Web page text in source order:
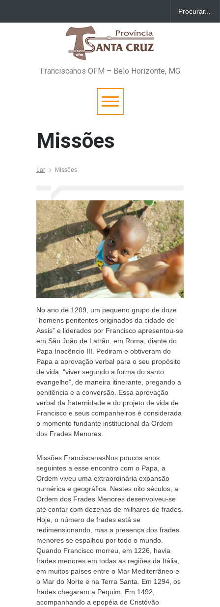
Franciscanos OFM – Belo Horizonte, MG
Missões
Lar Missões
No ano de 1209, um pequeno grupo de doze
“homens penitentes originados da cidade de
Assis” e liderados por Francisco apresentou-se
em São João de Latrão, em Roma, diante do
Papa Inocêncio III. Pediram e obtiveram do
Papa a aprovação verbal para o seu propósito
de vida: “viver segundo a forma do santo
evangelho”, de maneira itinerante, pregando a
penitência e a conversão. Essa aprovação
verbal da fraternidade e do projeto de vida de
Francisco e seus companheiros é considerada
o momento fundante institucional da Ordem
dos Frades Menores.
Missões FranciscanasNos poucos anos
seguintes a esse encontro com o Papa, a
Ordem viveu uma extraordinária expansão
numérica e geográfica. Nestes oito séculos, a
Ordem dos Frades Menores desenvolveu-se
até contar com dezenas de milhares de frades.
Hoje, o número de frades está se
redimensionando, mas a presença dos frades
menores se espalhou por todo o mundo.
Quando Francisco morreu, em 1226, havia
frades menores em todas as regiões da Itália,
em muitos países entre o Mar Mediterrâneo e
o Mar do Norte e na Terra Santa. Em 1294, os
frades chegaram a Pequim. Em 1492,
acompanhando a epopéia de Cristóvão